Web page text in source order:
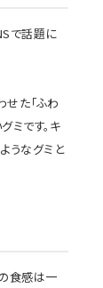
で話題に
た「ふわ
ミです。キ
うなグミと
の食感は一